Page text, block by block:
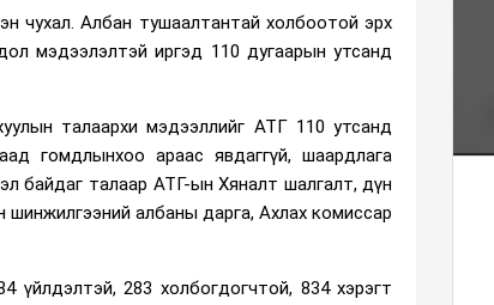
чухал. Албан тушаалтантай холбоотой эрх
мэдээлэлтэй иргэд 110 дугаарын утсанд
талаархи мэдээллийг АТГ 110 утсанд
гомдлынхоо араас явдаггүй, шаардлага
байдаг талаар АТГ-ын Хяналт шалгалт, дүн
шинжилгээний албаны дарга, Ахлах комиссар
үйлдэлтэй, 283 холбогдогчтой, 834 хэрэгт